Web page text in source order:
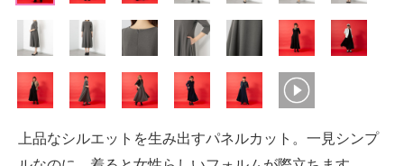
上品なシルエットを生み出すパネルカット。一見シンプ